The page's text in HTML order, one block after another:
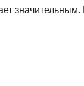
значительным.